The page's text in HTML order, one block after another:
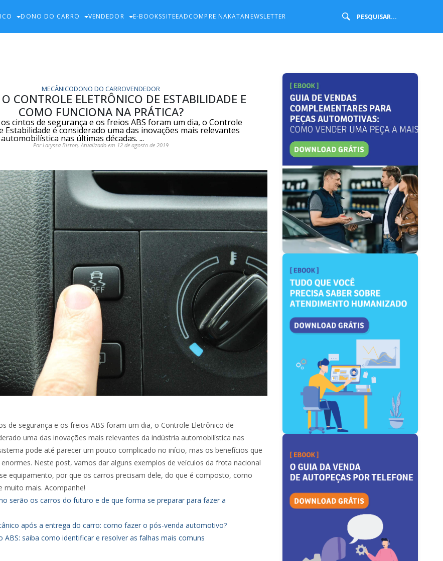
DONO DO CARRO VENDEDOR E-BOOKSSITEEADCOMPRE NAKATANEWSLETTER
MECÂNICODONO DO CARROVENDEDOR
CONTROLE ELETRÔNICO DE ESTABILIDADE E
COMO FUNCIONA NA PRÁTICA?
cintos de segurança e os freios ABS foram um dia, o Controle
Estabilidade é considerado uma das inovações mais relevantes
nas últimas décadas. ...
Por Laryssa Biston, Atualizado em 12 de agosto de 2019
de segurança e os freios ABS foram um dia, o Controle Eletrônico de
uma das inovações mais relevantes da indústria automobilística nas
pode até parecer um pouco complicado no início, mas os benefícios que
Neste post, vamos dar alguns exemplos de veículos da frota nacional
equipamento, por que os carros precisam dele, do que é composto, como
muito mais. Acompanhe!
serão os carros do futuro e de que forma se preparar para fazer a
após a entrega do carro: como fazer o pós-venda automotivo?
ABS: saiba como identificar e resolver as falhas mais comuns